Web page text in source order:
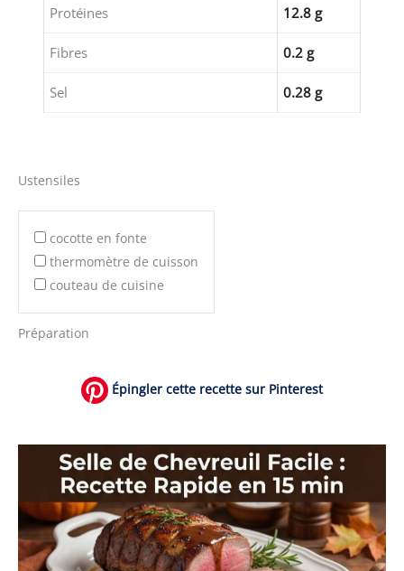
Protéines 12.8 g
Fibres 0.2 g
Sel 0.28 g
Ustensiles
cocotte en fonte
thermomètre de cuisson
couteau de cuisine
Préparation
Épingler cette recette sur Pinterest